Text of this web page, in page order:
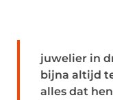
juwelier in
bijna altijd
alles dat